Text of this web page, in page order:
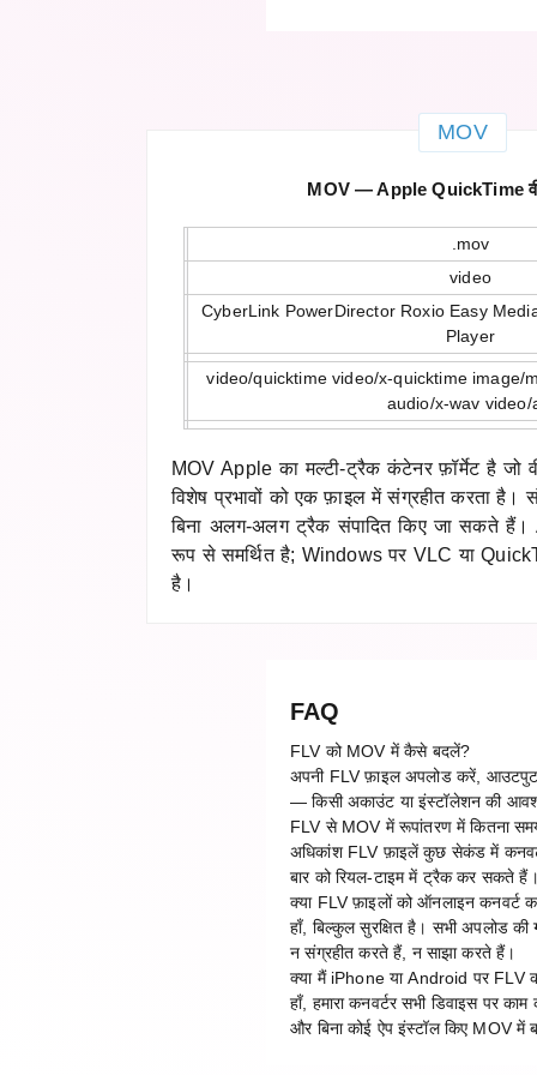
MOV
MOV — Apple QuickTime
.mov
video
CyberLink PowerDirector Roxio Easy
Player
video/quicktime video/x-quicktime image/
audio/x-wav video/
MOV Apple का मल्टी-ट्रैक कंटेनर फ़ॉर्मेट है जो
विशेष प्रभावों को एक फ़ाइल में संग्रहीत करता है।
बिना अलग-अलग ट्रैक संपादित किए जा सकते हैं।
रूप से समर्थित है; Windows पर VLC या
है।
FAQ
FLV को MOV में कैसे बदलें?
अपनी FLV फ़ाइल अपलोड करें, आउटपुट
— किसी अकाउंट या इंस्टॉलेशन की
FLV से MOV में रूपांतरण में कितना
अधिकांश FLV फ़ाइलें कुछ सेकंड में
बार को रियल-टाइम में ट्रैक कर सकते
क्या FLV फ़ाइलों को ऑनलाइन कनवर्ट
हाँ, बिल्कुल सुरक्षित है। सभी अपलोड
न संग्रहीत करते हैं, न साझा करते हैं।
क्या मैं iPhone या Android पर FLV
हाँ, हमारा कनवर्टर सभी डिवाइस
और बिना कोई ऐप इंस्टॉल किए MOV में